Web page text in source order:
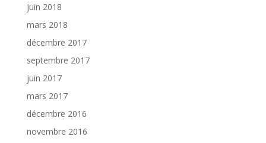
juin 2018
mars 2018
décembre 2017
septembre 2017
juin 2017
mars 2017
décembre 2016
novembre 2016